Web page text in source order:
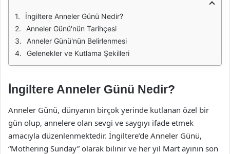
İngiltere Anneler Günü Nedir?
Anneler Günü'nün Tarihçesi
Anneler Günü'nün Belirlenmesi
Gelenekler ve Kutlama Şekilleri
İngiltere Anneler Günü Nedir?
Anneler Günü, dünyanın birçok yerinde kutlanan özel bir
gün olup, annelere olan sevgi ve saygıyı ifade etmek
amacıyla düzenlenmektedir. İngiltere’de Anneler Günü,
“Mothering Sunday” olarak bilinir ve her yıl Mart ayının son